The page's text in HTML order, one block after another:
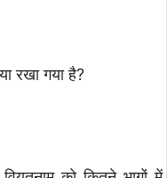
रखा गया है?